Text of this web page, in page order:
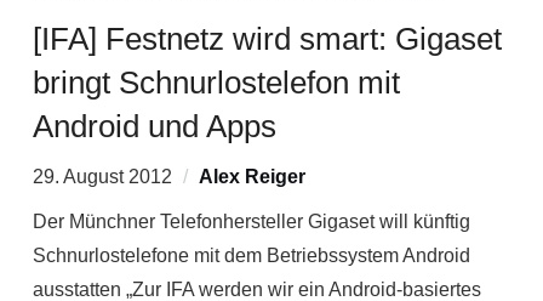
[IFA] Festnetz wird smart: Gigaset
bringt Schnurlostelefon mit
Android und Apps
29. August 2012 Alex Reiger
Der Münchner Telefonhersteller Gigaset will künftig
Schnurlostelefone mit dem Betriebssystem Android
ausstatten „Zur IFA werden wir ein Android-basiertes